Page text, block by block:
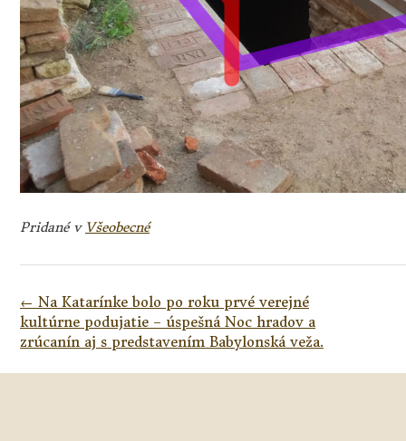
Pridané v Všeobecné
Navigácia
v
článkoch
← Na Katarínke bolo po roku prvé verejné
kultúrne podujatie – úspešná Noc hradov a
zrúcanín aj s predstavením Babylonská veža.